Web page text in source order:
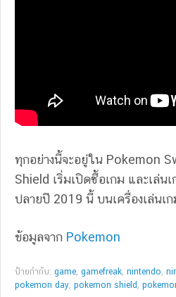
ทุกอย่างนี้จะอยู่ใน Pokemon
Shield เริ่มเปิดซื้อเกม และเล่น
ปลายปี 2019 นี้ บนเครื่องเล่นเ
ข้อมูลจาก Pokemon
ป้ายกำกับ: game, gamefreak, nintendo,
pokemon day, pokemon shield ,